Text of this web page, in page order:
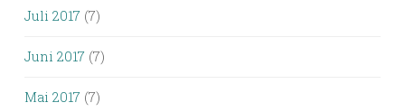
Juli 2017 (7)
Juni 2017 (7)
Mai 2017 (7)